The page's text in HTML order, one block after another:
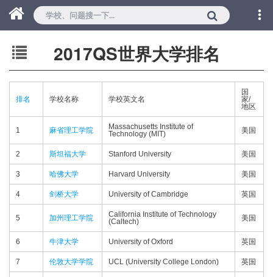
2017QS世界大学排名
排名 学校名称 学校英文名
国
家/
地区
1 麻省理工学院
Massachusetts Institute of
Technology (MIT)
美国
2 斯坦福大学 Stanford University 美国
3 哈佛大学 Harvard University 美国
4 剑桥大学 University of Cambridge 英国
5 加州理工学院
California Institute of Technology
(Caltech)
美国
6 牛津大学 University of Oxford 英国
7 伦敦大学学院 UCL (University College London) 英国